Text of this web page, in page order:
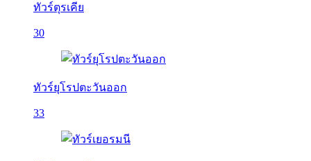
ทัวร์ตุรเคีย
30
ทัวร์ยุโรปตะวันออก
33